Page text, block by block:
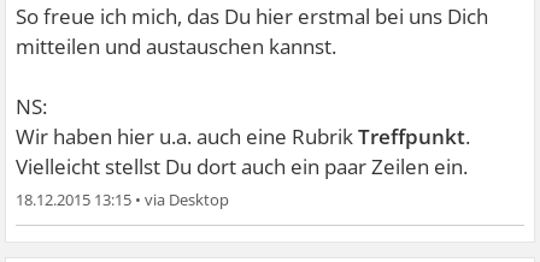
So freue ich mich, das Du hier erstmal bei uns Dich
mitteilen und austauschen kannst.
NS:
Wir haben hier u.a. auch eine RubrikTreffpunkt.
Vielleicht stellst Du dort auch ein paar Zeilen ein.
18.12.2015 13:15 •